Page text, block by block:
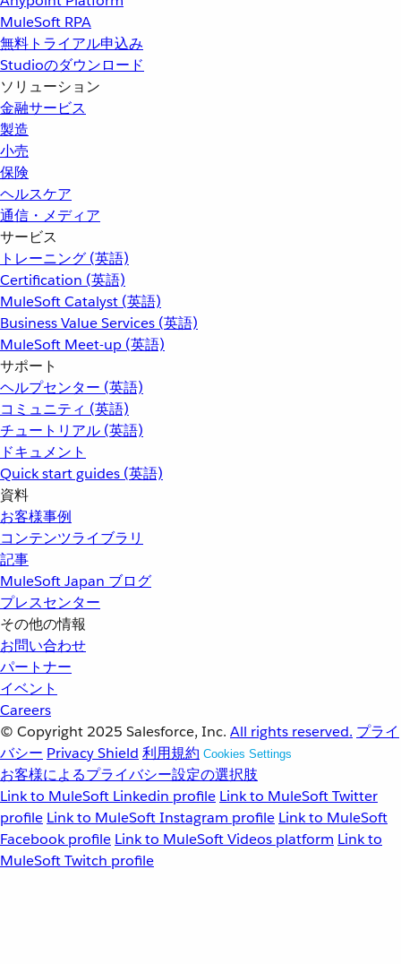
MuleSoft RPA
無料トライアル申込み
Studioのダウンロード
ソリューション
金融サービス
製造
小売
保険
ヘルスケア
通信・メディア
サービス
トレーニング (英語)
Certification (英語)
MuleSoft Catalyst (英語)
Business Value Services (英語)
MuleSoft Meet-up (英語)
サポート
ヘルプセンター (英語)
コミュニティ (英語)
チュートリアル (英語)
ドキュメント
Quick start guides (英語)
資料
お客様事例
コンテンツライブラリ
記事
MuleSoft Japan ブログ
プレスセンター
その他の情報
お問い合わせ
パートナー
イベント
Careers
© Copyright 2025 Salesforce, Inc. All rights reserved. プライ
バシー Privacy Shield 利用規約 Cookies Settings
お客様によるプライバシー設定の選択肢
Link to MuleSoft Linkedin profile Link to MuleSoft Twitter
profile Link to MuleSoft Instagram profile Link to MuleSoft
Facebook profile Link to MuleSoft Videos platform Link to
MuleSoft Twitch profile